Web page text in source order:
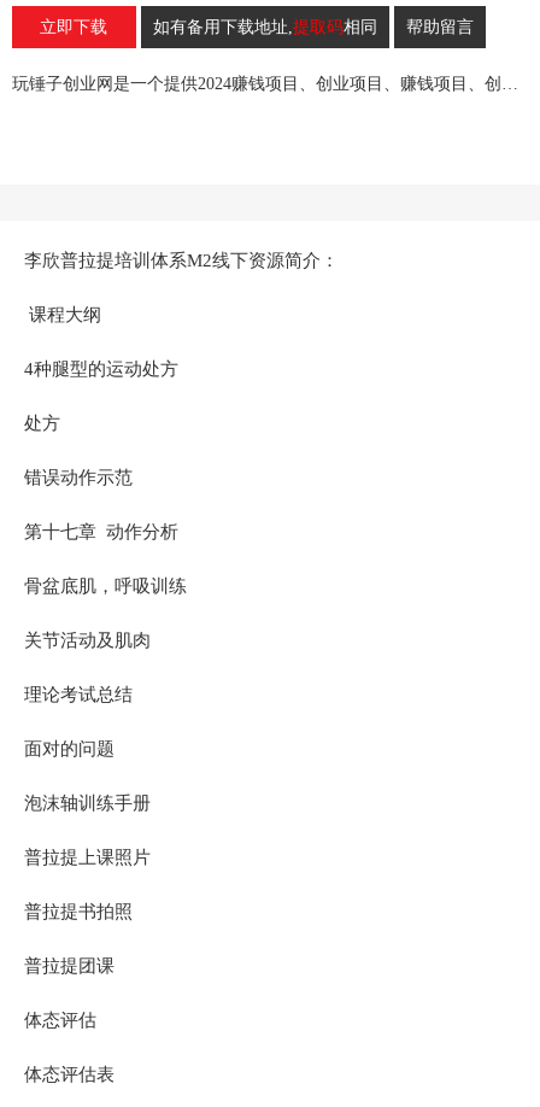
）
立即下载 如有备用下载地址,提取码相同 帮助留言
玩锤子创业网是一个提供2024赚钱项目、创业项目、赚钱项目、创业赚钱教程、引流教程的创业网,欢迎来玩锤子创业网！
李欣普拉提培训体系M2线下资源简介：
课程大纲
4种腿型的运动处方
处方
错误动作示范
第十七章 动作分析
骨盆底肌，呼吸训练
关节活动及肌肉
理论考试总结
面对的问题
泡沫轴训练手册
普拉提上课照片
普拉提书拍照
普拉提团课
体态评估
体态评估表